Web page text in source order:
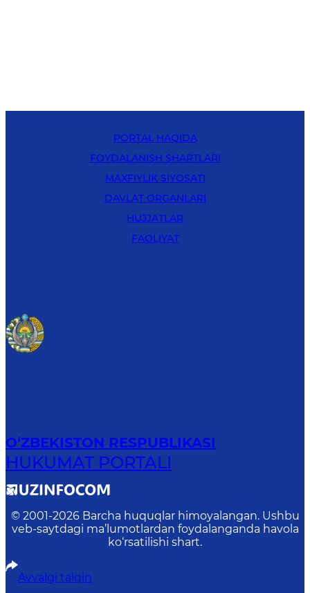
PORTAL HAQIDA
FOYDALANISH SHARTLARI
MAXFIYLIK SIYOSATI
DAVLAT ORGANLARI
HUJJATLAR
FAOLIYAT
O‘ZBEKISTON RESPUBLIKASI
HUKUMAT PORTALI
© 2001-2026 Barcha huquqlar himoyalangan. Ushbu
veb-saytdagi ma’lumotlardan foydalanganda havola
ko‘rsatilishi shart.
Avvalgi talqin